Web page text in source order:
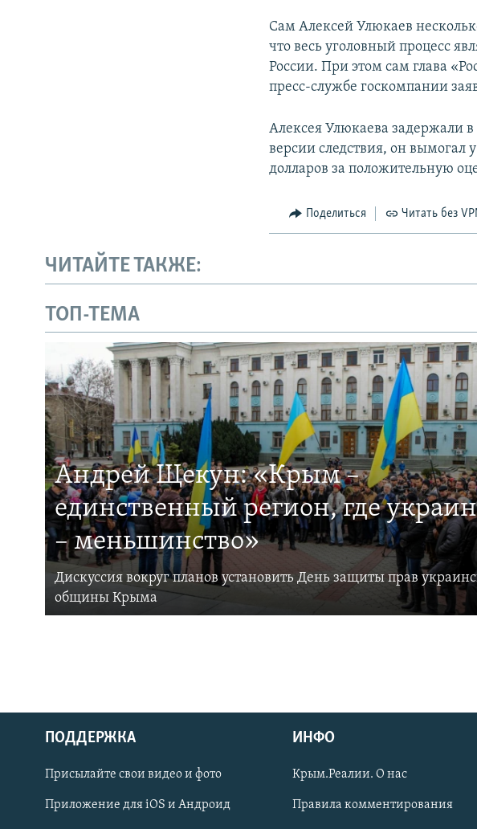
Українською
Qırımtatar
Сам Алексей Улюкаев
что весь уголовный процесс
России. При этом сам глава
пресс-службе госкомпании
Алексея Улюкаева задержали
версии следствия, он
долларов за положительную
Поделиться Читать без
ЧИТАЙТЕ ТАКЖЕ:
ТОП-ТЕМА
Андрей Щекун: «Крым –
единственный регион, где
– меньшинство»
Дискуссия вокруг планов установить День защиты прав
общины Крыма
ПОДДЕРЖКА
Присылайте свои видео и фото
Приложение для iOS и Андроид
ИНФО
Крым.Реалии. О нас
Правила комментирования